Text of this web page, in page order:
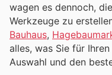
wagen es dennoch,
Bauhaus,
alles, was Sie für
Auswahl und den